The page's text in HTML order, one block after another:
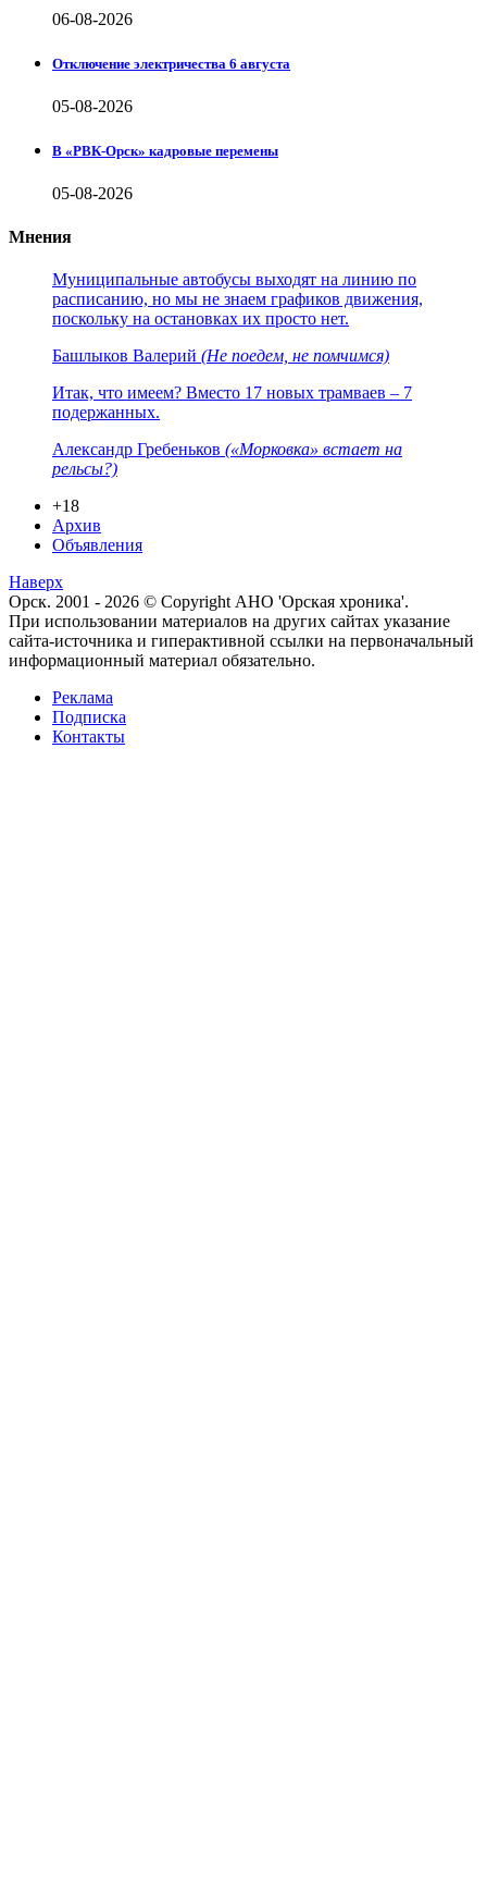
06-08-2026
Отключение электричества 6 августа
05-08-2026
В «РВК-Орск» кадровые перемены
05-08-2026
Мнения
Муниципальные автобусы выходят на линию по
расписанию, но мы не знаем графиков движения,
поскольку на остановках их просто нет.
Башлыков Валерий (Не поедем, не помчимся)
Итак, что имеем? Вместо 17 новых трамваев – 7
подержанных.
Александр Гребеньков («Морковка» встает на
рельсы?)
+18
Архив
Объявления
Наверх
Орск. 2001 - 2026 © Copyright АНО 'Орская хроника'.
При использовании материалов на других сайтах указание
сайта-источника и гиперактивной ссылки на первоначальный
информационный материал обязательно.
Реклама
Подписка
Контакты